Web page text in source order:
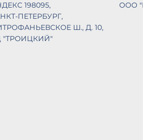
198095,
ПЕТЕРБУРГ,
Ш., Д. 10,
"ТРОИЦКИЙ"
ООО